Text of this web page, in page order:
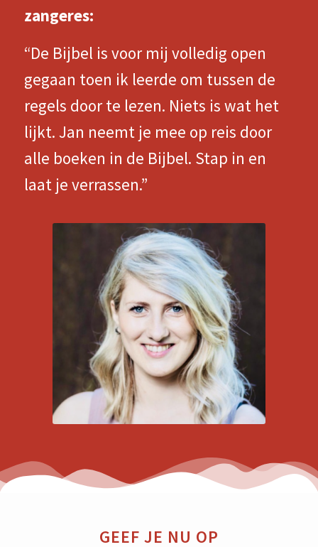
zangeres:
“De Bijbel is voor mij volledig open
gegaan toen ik leerde om tussen de
regels door te lezen. Niets is wat het
lijkt. Jan neemt je mee op reis door
alle boeken in de Bijbel. Stap in en
laat je verrassen.”
GEEF JE NU OP